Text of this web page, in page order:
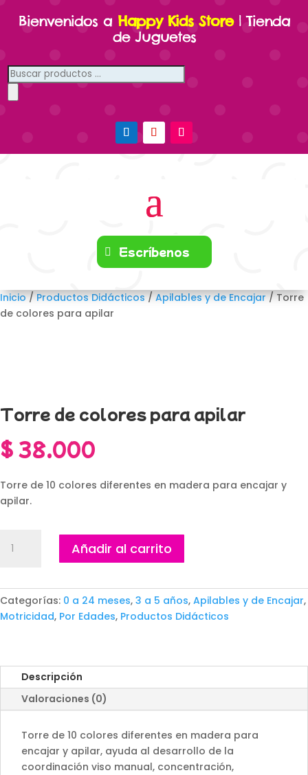
Bienvenidos a Happy Kids Store| Tienda
de Juguetes
Búsqueda
de
productos
Escríbenos
Inicio/Productos Didácticos/Apilables y de Encajar/ Torre
de colores para apilar
Torre de colores para apilar
$ 38.000
Torre de 10 colores diferentes en madera para encajar y
apilar.
apilar
cantidad
Añadir al carrito
Categorías: 0 a 24 meses, 3 a 5 años, Apilables y de Encajar,
Motricidad, Por Edades, Productos Didácticos
Descripción
Valoraciones (0)
Torre de 10 colores diferentes en madera para
encajar y apilar, ayuda al desarrollo de la
coordinación viso manual, concentración,